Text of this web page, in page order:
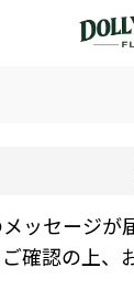
ッセージが
確認の上、